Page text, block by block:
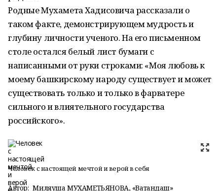
Родные Мухамета Хадисовича рассказали о
таком факте, демонстрирующем мудрость и
глубину личности ученого. На его письменном
столе остался белый лист бумаги с
написанными от руки строками: «Моя любовь к
моему башкирскому народу существует и может
существовать только и только в фарватере
сильного и влиятельного государства
российского».
Человек с настоящей мечтой и верой в себя
Автор: Миляуша МУХАМЕТЬЯНОВА, «Ватандаш»